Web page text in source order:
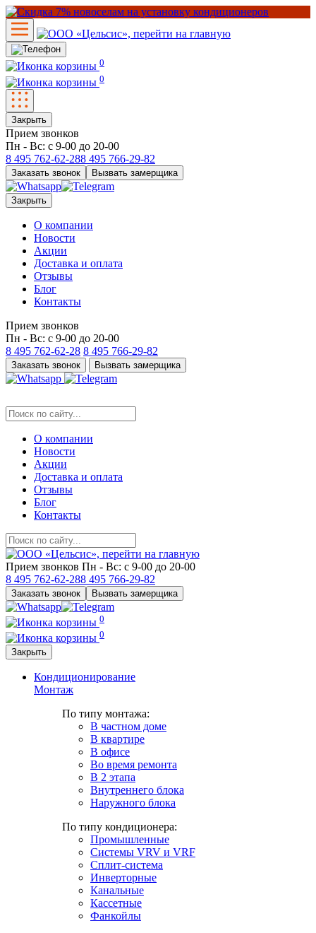
0
0
Закрыть
Прием звонков
Пн - Вс: с 9-00 до 20-00
8 495 762-62-288 495 766-29-82
Заказать звонок Вызвать замерщика
Закрыть
О компании
Новости
Акции
Доставка и оплата
Отзывы
Блог
Контакты
Прием звонков
Пн - Вс: с 9-00 до 20-00
8 495 762-62-28 8 495 766-29-82
Заказать звонок Вызвать замерщика
О компании
Новости
Акции
Доставка и оплата
Отзывы
Блог
Контакты
Прием звонков Пн - Вс: с 9-00 до 20-00
8 495 762-62-288 495 766-29-82
Заказать звонок Вызвать замерщика
0
0
Закрыть
Кондиционирование
Монтаж
По типу монтажа:
В частном доме
В квартире
В офисе
Во время ремонта
В 2 этапа
Внутреннего блока
Наружного блока
По типу кондиционера:
Промышленные
Системы VRV и VRF
Сплит-система
Инверторные
Канальные
Кассетные
Фанкойлы